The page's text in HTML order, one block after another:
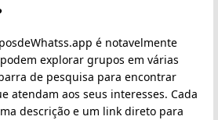
é notavelmente
explorar grupos em várias
de pesquisa para encontrar
atendam aos seus interesses. Cada
descrição e um link direto para